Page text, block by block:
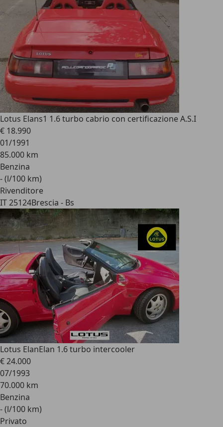
Lotus Elans1 1.6 turbo cabrio con certificazione A.S.I
€ 18.990
01/1991
85.000 km
Benzina
- (l/100 km)
Rivenditore
IT 25124Brescia - Bs
Lotus ElanElan 1.6 turbo intercooler
€ 24.000
07/1993
70.000 km
Benzina
- (l/100 km)
Privato